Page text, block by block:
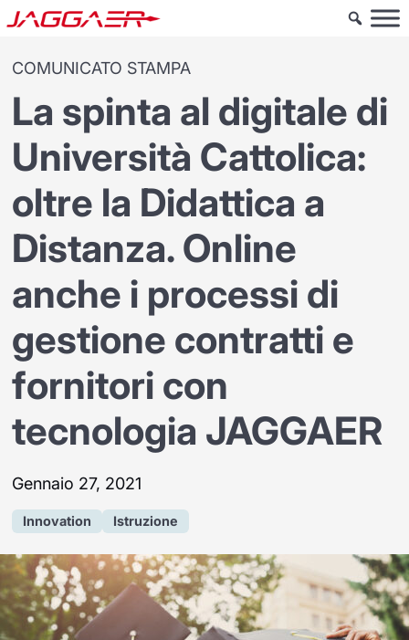
COMUNICATO STAMPA
La spinta al digitale di
Università Cattolica:
oltre la Didattica a
Distanza. Online
anche i processi di
gestione contratti e
fornitori con
tecnologia JAGGAER
Gennaio 27, 2021
Innovation Istruzione